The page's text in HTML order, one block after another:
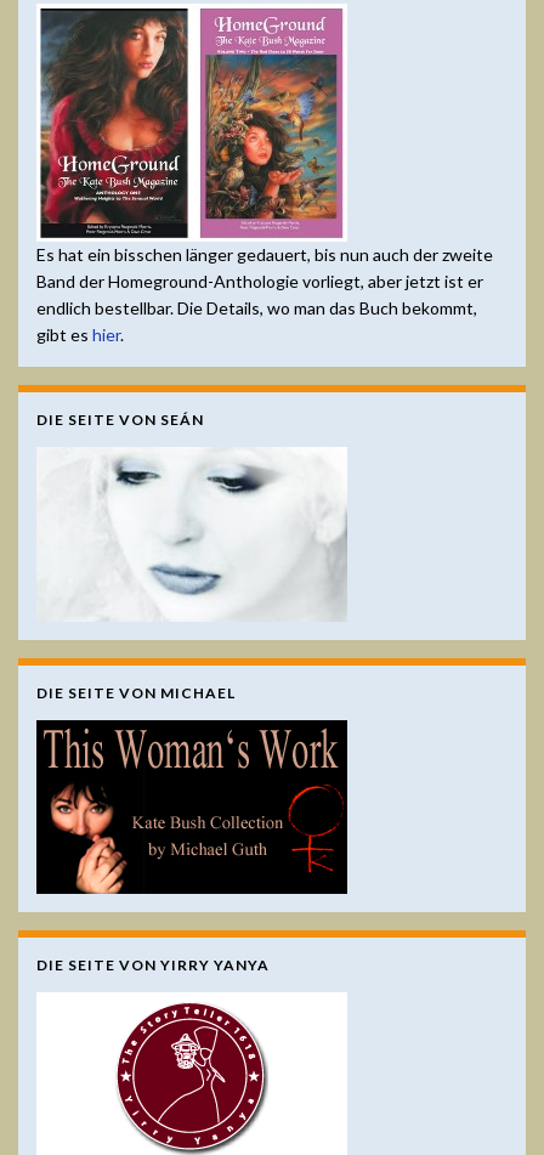
Es hat ein bisschen länger gedauert, bis nun auch der zweite
Band der Homeground-Anthologie vorliegt, aber jetzt ist er
endlich bestellbar. Die Details, wo man das Buch bekommt,
gibt es hier.
DIE SEITE VON SEÁN
DIE SEITE VON MICHAEL
DIE SEITE VON YIRRY YANYA